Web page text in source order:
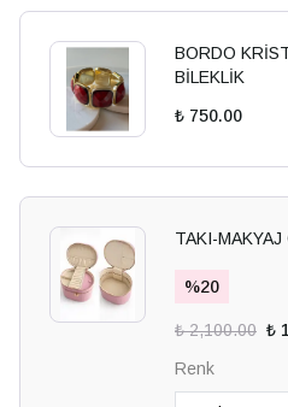
BORDO
BİLEKLİK
₺ 750.00
TAKI-MAKYAJ
%20
₺ 2,100.00 ₺
Renk